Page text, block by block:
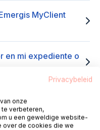
MyClient
en mi expediente o
Privacybeleid
onze
verbeteren,
u een geweldige website-
over de cookies die we